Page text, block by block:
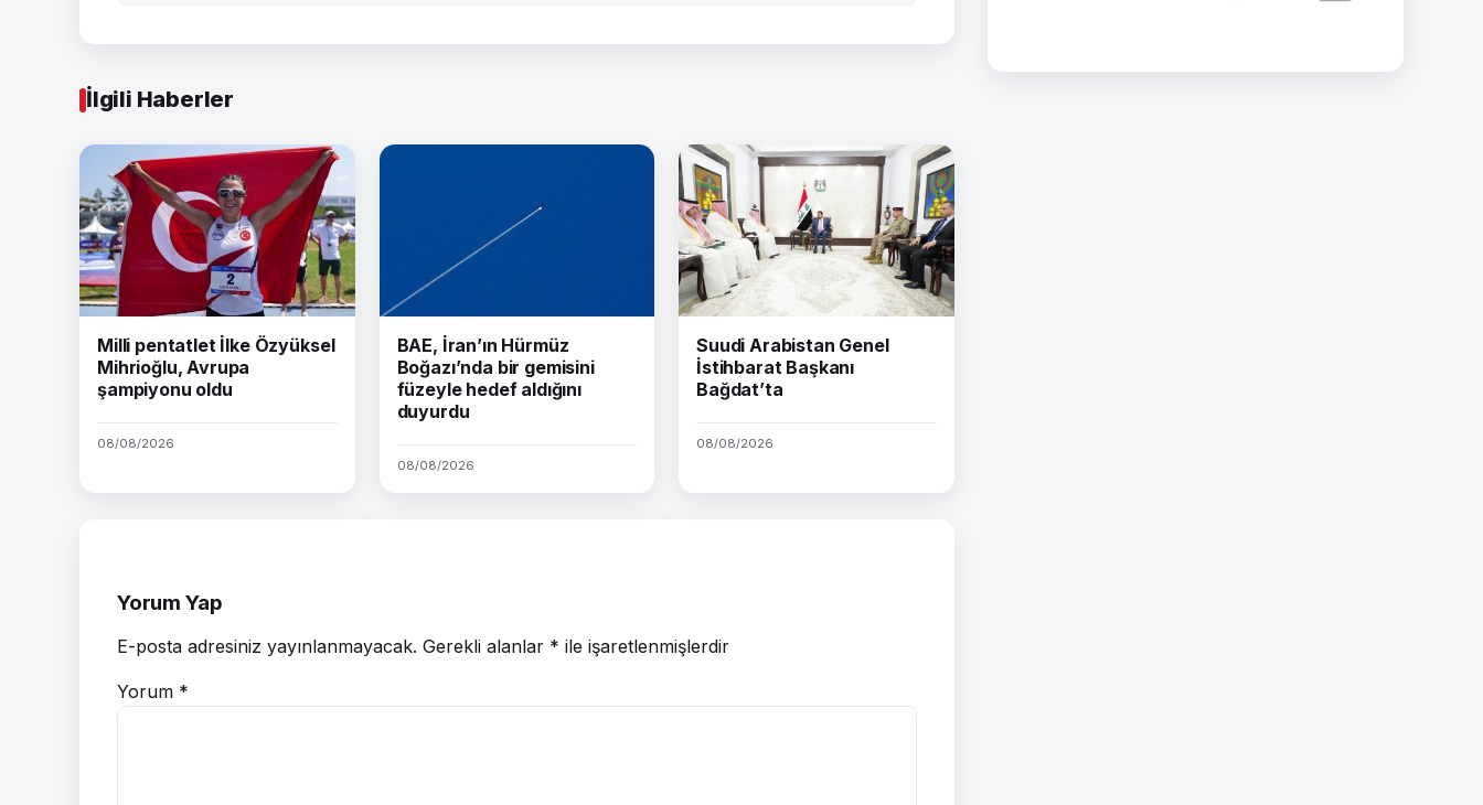
İlgili Haberler
Milli pentatlet İlke Özyüksel
Mihrioğlu, Avrupa
şampiyonu oldu
08/08/2026
BAE, İran’ın Hürmüz
Boğazı’nda bir gemisini
füzeyle hedef aldığını
duyurdu
08/08/2026
Suudi Arabistan Genel
İstihbarat Başkanı
Bağdat’ta
08/08/2026
Yorum Yap
E-posta adresiniz yayınlanmayacak. Gerekli alanlar * ile işaretlenmişlerdir
Yorum *